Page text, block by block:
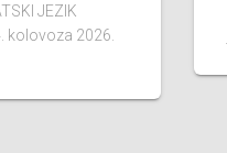
JEZIK
kolovoza 2026.